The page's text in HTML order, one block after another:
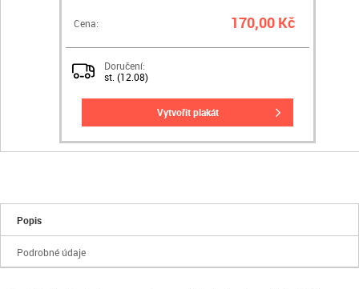
Cena: 170,00 Kč
Doručení:
st. (12.08)
vytvořit plakát
Popis
Podrobné údaje